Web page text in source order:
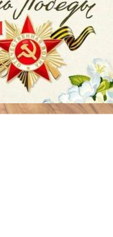
29.04.2025
Награды в
29.04.2025